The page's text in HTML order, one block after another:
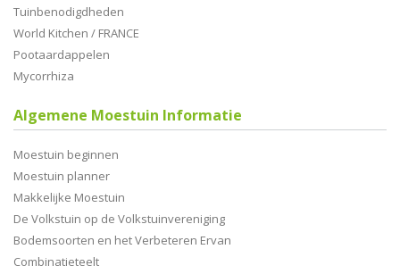
Tuinbenodigdheden
World Kitchen / FRANCE
Pootaardappelen
Mycorrhiza
Algemene Moestuin Informatie
Moestuin beginnen
Moestuin planner
Makkelijke Moestuin
De Volkstuin op de Volkstuinvereniging
Bodemsoorten en het Verbeteren Ervan
Combinatieteelt